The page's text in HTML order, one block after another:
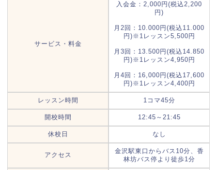
サービス・料金
入会金：2,000円(税込2,200
円)
月2回：10.000円(税込11.000
円)※1レッスン5,500円
月3回：13.500円(税込14.850
円)※1レッスン4,950円
月4回：16,000円(税込17,600
円)※1レッスン4,400円
レッスン時間 1コマ45分
開校時間 12:45～21:45
休校日 なし
アクセス
金沢駅東口からバス10分、香
林坊バス停より徒歩1分